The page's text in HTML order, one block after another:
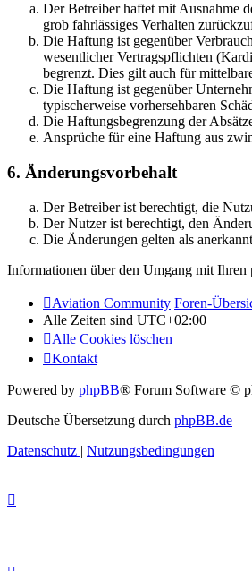
Der Betreiber haftet mit Ausnahme
grob fahrlässiges Verhalten
Die Haftung ist gegenüber
wesentlicher Vertragspflichten
begrenzt. Dies gilt auch für
Die Haftung ist gegenüber
typischerweise vorhersehbaren
Die Haftungsbegrenzung der
Ansprüche für eine Haftung aus
6. Änderungsvorbehalt
Der Betreiber ist berechtigt, die
Der Nutzer ist berechtigt, den
Die Änderungen gelten als
Informationen über den Umgang mit Ihren
Aviation Community Foren-
Alle Zeiten sind UTC+02:00
Alle Cookies löschen
Kontakt
Powered by phpBB® Forum Software ©
Deutsche Übersetzung durch phpBB.de
Datenschutz | Nutzungsbedingungen